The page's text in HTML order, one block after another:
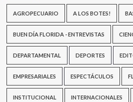
AGROPECUARIO A LOS BOTES!
BUEN DÍA FLORIDA - ENTREVISTAS
DEPARTAMENTAL DEPORTES
EMPRESARIALES ESPECTÁCULOS
INSTITUCIONAL INTERNACIONALES